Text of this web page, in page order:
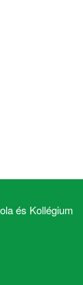
és Kollégium